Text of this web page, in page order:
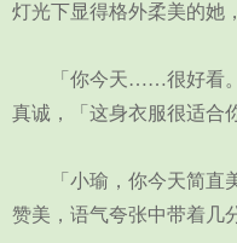
灯光下显得格外柔美的她
「你今天……很好看。
真诚，「这身衣服很适合
「小瑜，你今天简直美
赞美，语气夸张中带着几